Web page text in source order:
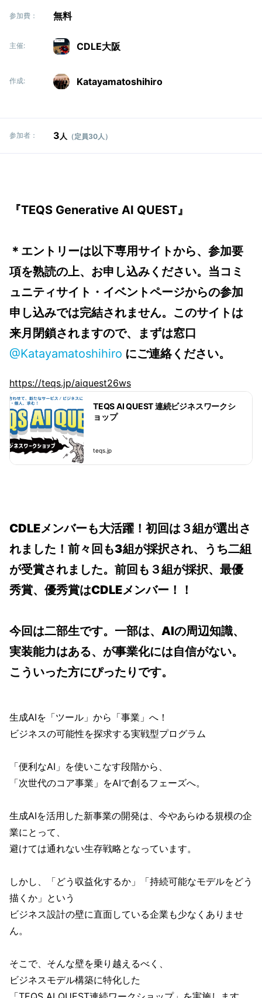
参加費： 無料
主催: CDLE大阪
作成: Katayamatoshihiro
参加者： 3人 （定員30人）
『TEQS Generative AI QUEST』
＊エントリーは以下専用サイトから、参加要
項を熟読の上、お申し込みください。当コミ
ュニティサイト・イベントページからの参加
申し込みでは完結されません。このサイトは
来月閉鎖されますので、まずは窓口
@Katayamatoshihiro にご連絡ください。
https://teqs.jp/aiquest26ws
TEQS AI QUEST 連続ビジネスワークシ
ョップ
teqs.jp
CDLEメンバーも大活躍！初回は３組が選出さ
れました！前々回も3組が採択され、うち二組
が受賞されました。前回も３組が採択、最優
秀賞、優秀賞はCDLEメンバー！！
今回は二部生です。一部は、AIの周辺知識、
実装能力はある、が事業化には自信がない。
こういった方にぴったりです。
生成AIを「ツール」から「事業」へ！
ビジネスの可能性を探求する実戦型プログラム
「便利なAI」を使いこなす段階から、
「次世代のコア事業」をAIで創るフェーズへ。
生成AIを活用した新事業の開発は、今やあらゆる規模の企
業にとって、
避けては通れない生存戦略となっています。
しかし、「どう収益化するか」「持続可能なモデルをどう
描くか」という
ビジネス設計の壁に直面している企業も少なくありませ
ん。
そこで、そんな壁を乗り越えるべく、
ビジネスモデル構築に特化した